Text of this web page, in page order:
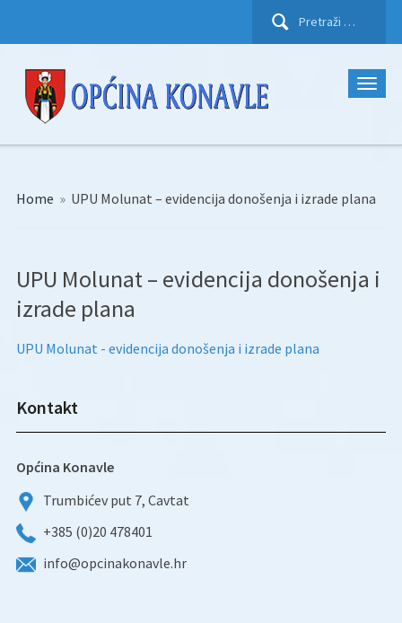
Pretraži:
Home » UPU Molunat – evidencija donošenja i izrade plana
UPU Molunat – evidencija donošenja i
izrade plana
UPU Molunat - evidencija donošenja i izrade plana
Kontakt
Općina Konavle
Trumbićev put 7, Cavtat
+385 (0)20 478401
info@opcinakonavle.hr